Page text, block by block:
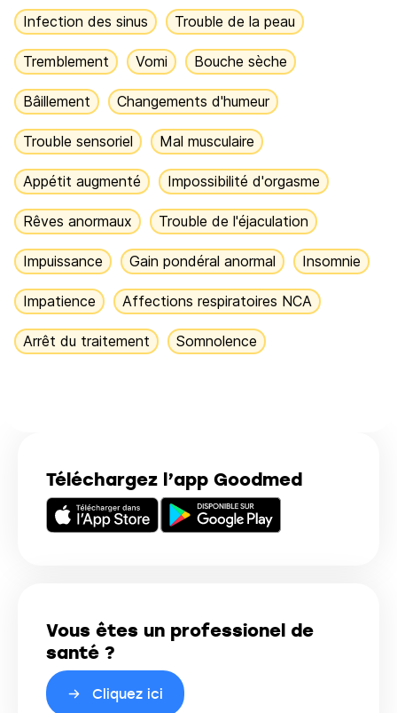
Téléchargez l’app Goodmed
Vous êtes un professionel de
santé ?
Cliquez ici
Infection des sinus Trouble de la peau
Tremblement Vomi Bouche sèche
Bâillement Changements d'humeur
Trouble sensoriel Mal musculaire
Appétit augmenté Impossibilité d'orgasme
Rêves anormaux Trouble de l'éjaculation
Impuissance Gain pondéral anormal Insomnie
Impatience Affections respiratoires NCA
Arrêt du traitement Somnolence